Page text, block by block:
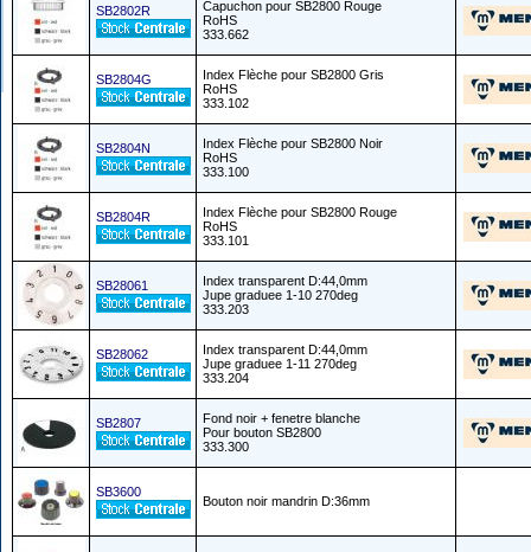
SB2802R
Capuchon pour SB2800 Rouge
RoHS
333.662
SB2804G
Index Flèche pour SB2800 Gris
RoHS
333.102
SB2804N
Index Flèche pour SB2800 Noir
RoHS
333.100
SB2804R
Index Flèche pour SB2800 Rouge
RoHS
333.101
SB28061
Index transparent D:44,0mm
Jupe graduee 1-10 270deg
333.203
SB28062
Index transparent D:44,0mm
Jupe graduee 1-11 270deg
333.204
SB2807
Fond noir + fenetre blanche
Pour bouton SB2800
333.300
SB3600
Bouton noir mandrin D:36mm